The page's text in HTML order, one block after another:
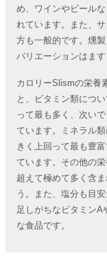
め、ワインやビール
れています。また、
方も一般的です。燻
バリエーションはます
カロリーSlismの栄養
と、ビタミン類につ
って最も多く、次い
ています。ミネラル
きく上回って最も豊
ています。その他の
超えて極めて多く含
う。また、塩分も目
足しがちなビタミンA
な食品です。